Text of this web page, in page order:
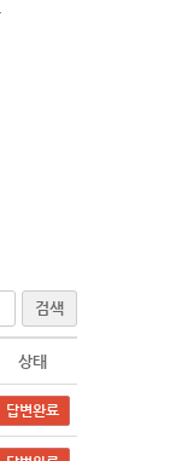
검색
상태
답변완료